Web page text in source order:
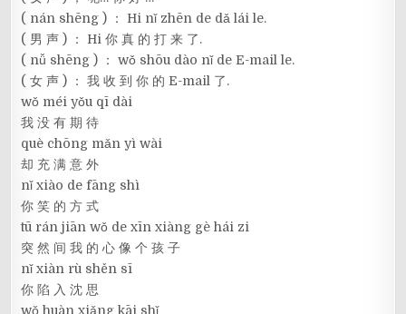
( nán shēng ) ： Hi nǐ zhēn de dǎ lái le.
( 男 声 ) ： Hi 你 真 的 打 来 了.
( nǚ shēng ) ： wǒ shōu dào nǐ de E-mail le.
( 女 声 ) ： 我 收 到 你 的 E-mail 了.
wǒ méi yǒu qī dài
我 没 有 期 待
què chōng mǎn yì wài
却 充 满 意 外
nǐ xiào de fāng shì
你 笑 的 方 式
tū rán jiān wǒ de xīn xiàng gè hái zi
突 然 间 我 的 心 像 个 孩 子
nǐ xiàn rù shěn sī
你 陷 入 沈 思
wǒ huàn xiǎng kāi shǐ